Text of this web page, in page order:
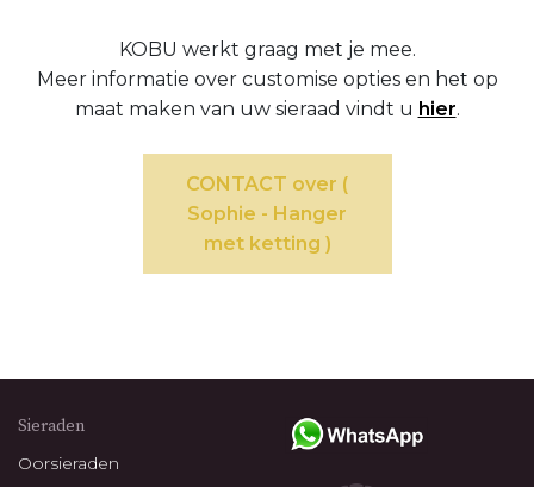
KOBU werkt graag met je mee.
Meer informatie over customise opties en het op
maat maken van uw sieraad vindt u hier.
CONTACT over (
Sophie - Hanger
met ketting )
Sieraden
Oorsieraden